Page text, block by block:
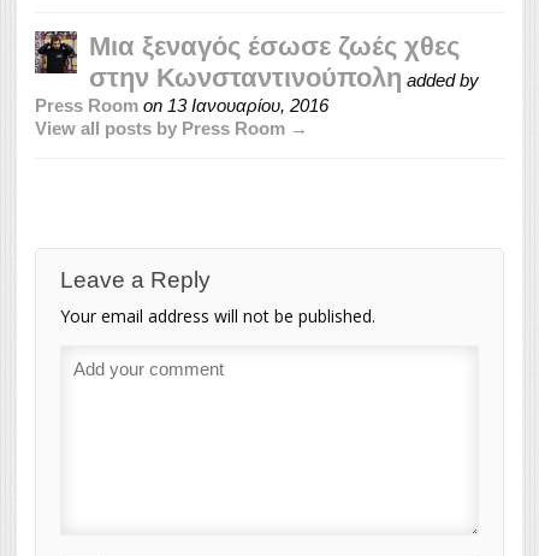
Mια ξεναγός έσωσε ζωές χθες
στην Κωνσταντινούπολη added by
Press Room on 13 Ιανουαρίου, 2016
View all posts by Press Room →
Leave a Reply
Your email address will not be published.